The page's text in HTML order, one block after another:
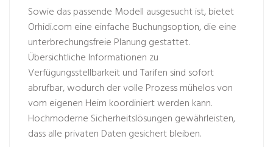
Sowie das passende Modell ausgesucht ist, bietet
Orhidi.com eine einfache Buchungsoption, die eine
unterbrechungsfreie Planung gestattet.
Übersichtliche Informationen zu
Verfügungsstellbarkeit und Tarifen sind sofort
abrufbar, wodurch der volle Prozess mühelos von
vom eigenen Heim koordiniert werden kann.
Hochmoderne Sicherheitslösungen gewährleisten,
dass alle privaten Daten gesichert bleiben.